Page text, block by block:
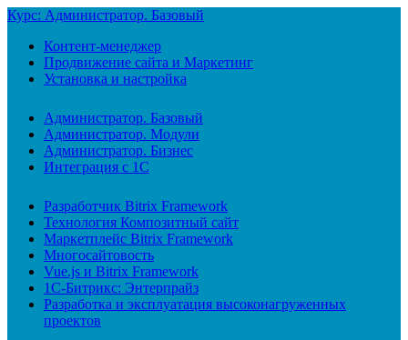
Курс: Администратор. Базовый
Контент-менеджер
Продвижение сайта и Маркетинг
Установка и настройка
Администратор. Базовый
Администратор. Модули
Администратор. Бизнес
Интеграция с 1С
Разработчик Bitrix Framework
Технология Композитный сайт
Маркетплейс Bitrix Framework
Многосайтовость
Vue.js и Bitrix Framework
1С-Битрикс: Энтерпрайз
Разработка и эксплуатация высоконагруженных
проектов